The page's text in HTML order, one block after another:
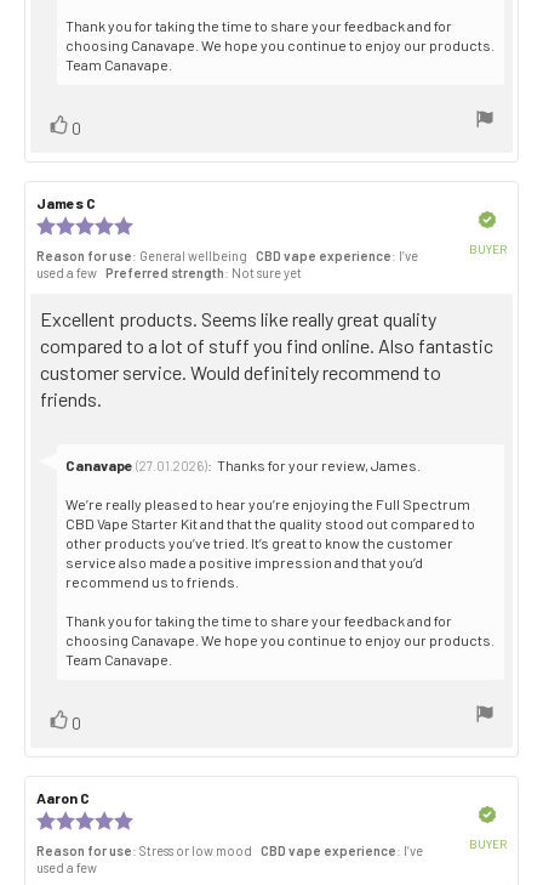
Thank you for taking the time to share your feedback and for
choosing Canavape. We hope you continue to enjoy our products.
Team Canavape.
Vote
0
Review
author:
James C
date:
5.0
out
5
stars
Reason for use: General wellbeing CBD vape experience: I’ve
used a few Preferred strength: Not sure yet
BUYER
Review
text:
Excellent products. Seems like really great quality
compared to a lot of stuff you find online. Also fantastic
customer service. Would definitely recommend to
friends.
Reply
Canavape (27.01.2026): Thanks for your review, James.
We’re really pleased to hear you’re enjoying the Full Spectrum
CBD Vape Starter Kit and that the quality stood out compared to
other products you’ve tried. It’s great to know the customer
service also made a positive impression and that you’d
recommend us to friends.
Thank you for taking the time to share your feedback and for
choosing Canavape. We hope you continue to enjoy our products.
Team Canavape.
Vote
0
Review
author:
Aaron C
date:
5.0
Reason for use: Stress or low mood CBD vape experience: I’ve
used a few
BUYER